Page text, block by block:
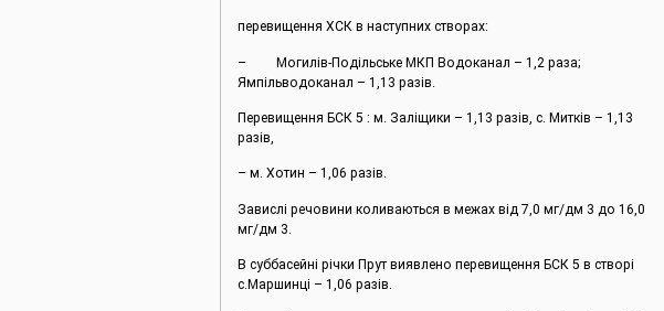
перевищення ХСК в наступних створах:
– Могилів-Подільське МКП Водоканал – 1,2 раза;
Ямпільводоканал – 1,13 разів.
Перевищення БСК 5 : м. Заліщики – 1,13 разів, с. Митків – 1,13
разів,
– м. Хотин – 1,06 разів.
Завислі речовини коливаються в межах від 7,0 мг/дм 3 до 16,0
мг/дм 3.
В суббасейні річки Прут виявлено перевищення БСК 5 в створі
c.Маршинці – 1,06 разів.